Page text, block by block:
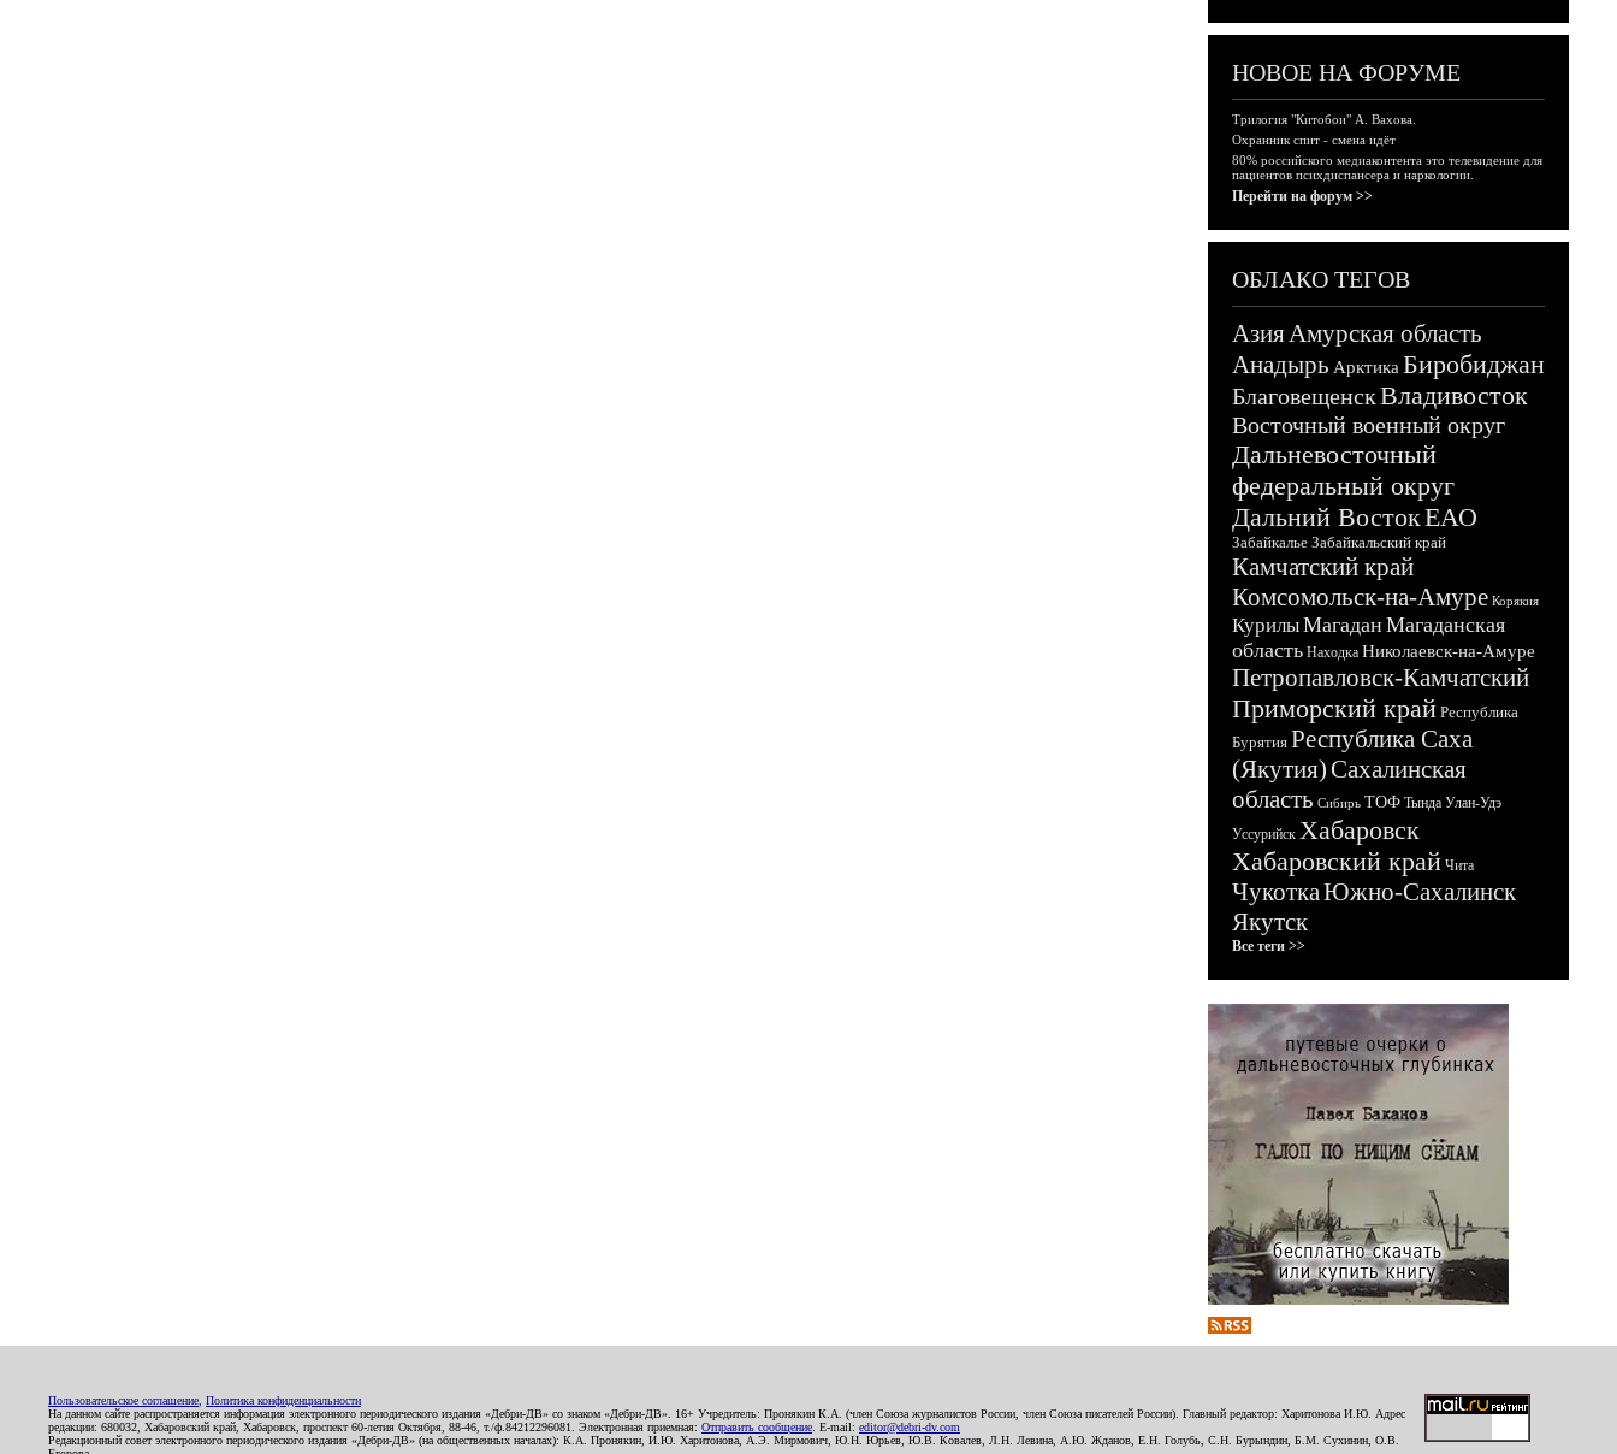
НОВОЕ НА ФОРУМЕ
Трилогия "Китобои" А. Вахова.
Охранник спит - смена идёт
80% российского медиаконтента это телевидение для
пациентов психдиспансера и наркологии.
Перейти на форум >>
ОБЛАКО ТЕГОВ
АзияАмурская область
Анадырь Арктика Биробиджан
БлаговещенскВладивосток
Восточный военный округ
Дальневосточный
федеральный округ
Дальний ВостокЕАО
Забайкалье Забайкальский край
Камчатский край
Комсомольск-на-Амуре Корякия
КурилыМагадан Магаданская
область Находка Николаевск-на-Амуре
Петропавловск-Камчатский
Приморский край Республика
Бурятия Республика Саха
(Якутия)Сахалинская
область Сибирь ТОФ Тында Улан-Удэ
Уссурийск Хабаровск
Хабаровский край Чита
ЧукоткаЮжно-Сахалинск
Якутск
Все теги >>
Пользовательское соглашение Политика конфиденциальности
На данном сайте распространяется информация электронного периодического издания «Дебри-ДВ» со знаком «Дебри-ДВ». 16+ Учредитель: Пронякин К.А. (член Союза журналистов России, член Союза писателей России). Главный редактор: Харитонова И.Ю. Адрес
редакции: 680032, Хабаровский край, Хабаровск, проспект 60-летия Октября, 88-46, т./ф.84212296081. Электронная приемная: Отправить сообщение . E-mail: editor@debri-dv.com
Редакционный совет электронного периодического издания «Дебри-ДВ» (на общественных началах): К.А. Пронякин, И.Ю. Харитонова, А.Э. Мирмович, Ю.Н. Юрьев, Ю.В. Ковалев, Л.Н. Левина, А.Ю. Жданов, Е.Н. Голубь, С.Н. Бурындин, Б.М. Сухинин, О.В.